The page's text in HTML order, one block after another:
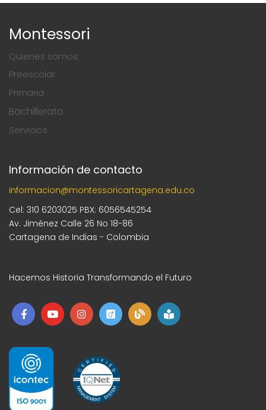
Montessori
Quienes somos
Preescolar
Primaria
Bachillerato
Servicios
Información de contacto
informacion@montessoricartagena.edu.co
Cel: 310 6203025 PBX: 6056545254
Av. Jiménez Calle 26 No 18-86
Cartagena de Indias - Colombia
Hacemos Historia Transformando el Futuro